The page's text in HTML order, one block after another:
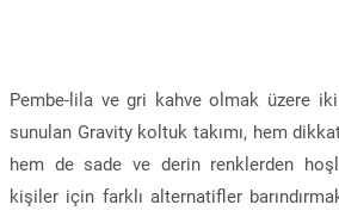
Pembe-lila ve gri kahve olmak üzere
sunulan Gravity koltuk takımı, hem
hem de sade ve derin renklerden
kişiler için farklı alternatifler